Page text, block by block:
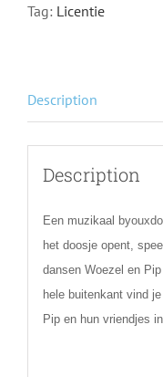
Tag: Licentie
Description
Description
Een muzikaal
het doosje opent,
dansen Woezel en
hele buitenkant vind
Pip en hun vriendjes